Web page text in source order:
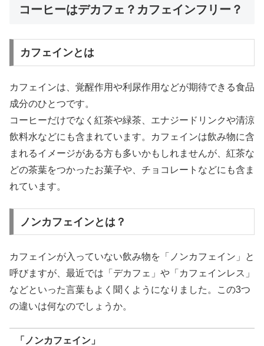
コーヒーはデカフェ？カフェインフリー？
カフェインとは
カフェインは、覚醒作用や利尿作用などが期待できる食品
成分のひとつです。
コーヒーだけでなく紅茶や緑茶、エナジードリンクや清涼
飲料水などにも含まれています。カフェインは飲み物に含
まれるイメージがある方も多いかもしれませんが、紅茶な
どの茶葉をつかったお菓子や、チョコレートなどにも含ま
れています。
ノンカフェインとは？
カフェインが入っていない飲み物を「ノンカフェイン」と
呼びますが、最近では「デカフェ」や「カフェインレス」
などといった言葉もよく聞くようになりました。この3つ
の違いは何なのでしょうか。
「ノンカフェイン」